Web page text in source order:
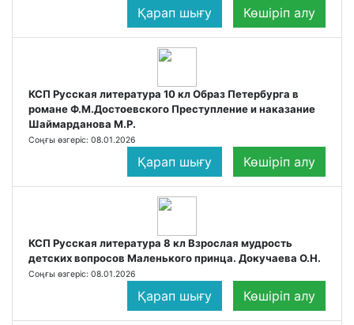
Қарап шығу Көшіріп алу
КСП Русская литература 10 кл Образ Петербурга в
романе Ф.М.Достоевского Преступление и наказание
Шаймарданова М.Р.
Соңғы өзгеріс: 08.01.2026
Қарап шығу Көшіріп алу
КСП Русская литература 8 кл Взрослая мудрость
детских вопросов Маленького принца. Докучаева О.Н.
Соңғы өзгеріс: 08.01.2026
Қарап шығу Көшіріп алу